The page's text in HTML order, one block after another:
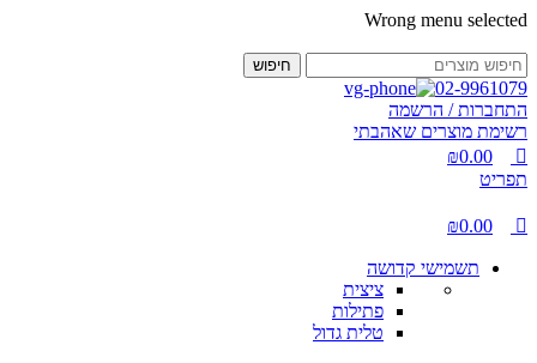
Wrong menu selected
חיפוש
02-9961079
התחברות / הרשמה
רשימת מוצרים שאהבתי
₪0.00
תפריט
₪0.00
תשמישי קדושה
ציצית
פתילות
טלית גדול